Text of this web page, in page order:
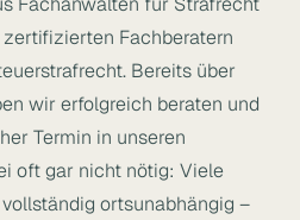
Fachberatern
Bereits über
wir erfolgreich beraten und
Termin in unseren
oft gar nicht nötig: Viele
ortsunabhängig –